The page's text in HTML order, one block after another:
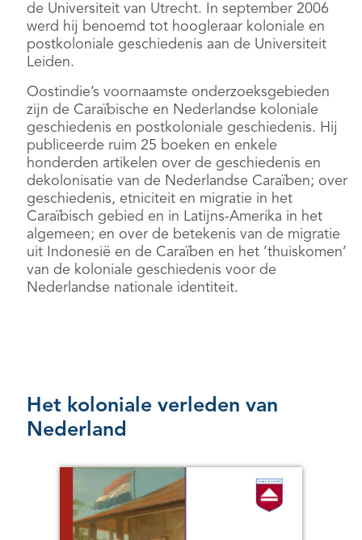
de Universiteit van Utrecht. In september 2006
werd hij benoemd tot hoogleraar koloniale en
postkoloniale geschiedenis aan de Universiteit
Leiden.
Oostindie’s voornaamste onderzoeksgebieden
zijn de Caraïbische en Nederlandse koloniale
geschiedenis en postkoloniale geschiedenis. Hij
publiceerde ruim 25 boeken en enkele
honderden artikelen over de geschiedenis en
dekolonisatie van de Nederlandse Caraïben; over
geschiedenis, etniciteit en migratie in het
Caraïbisch gebied en in Latijns-Amerika in het
algemeen; en over de betekenis van de migratie
uit Indonesië en de Caraïben en het ’thuiskomen’
van de koloniale geschiedenis voor de
Nederlandse nationale identiteit.
Het koloniale verleden van
Nederland